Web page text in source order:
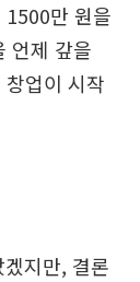
1500만 원을
언제 갚을
업이 시작
지만, 결론